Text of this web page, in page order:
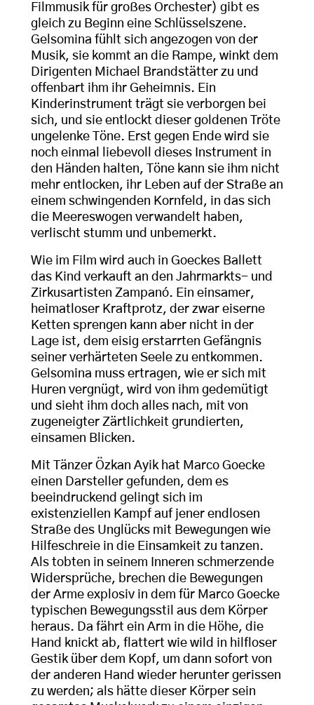
Filmmusik für großes Orchester) gibt es
gleich zu Beginn eine Schlüsselszene.
Gelsomina fühlt sich angezogen von der
Musik, sie kommt an die Rampe, winkt dem
Dirigenten Michael Brandstätter zu und
offenbart ihm ihr Geheimnis. Ein
Kinderinstrument trägt sie verborgen bei
sich, und sie entlockt dieser goldenen Tröte
ungelenke Töne. Erst gegen Ende wird sie
noch einmal liebevoll dieses Instrument in
den Händen halten, Töne kann sie ihm nicht
mehr entlocken, ihr Leben auf der Straße an
einem schwingenden Kornfeld, in das sich
die Meereswogen verwandelt haben,
verlischt stumm und unbemerkt.
Wie im Film wird auch in Goeckes Ballett
das Kind verkauft an den Jahrmarkts- und
Zirkusartisten Zampanó. Ein einsamer,
heimatloser Kraftprotz, der zwar eiserne
Ketten sprengen kann aber nicht in der
Lage ist, dem eisig erstarrten Gefängnis
seiner verhärteten Seele zu entkommen.
Gelsomina muss ertragen, wie er sich mit
Huren vergnügt, wird von ihm gedemütigt
und sieht ihm doch alles nach, mit von
zugeneigter Zärtlichkeit grundierten,
einsamen Blicken.
Mit Tänzer Özkan Ayik hat Marco Goecke
einen Darsteller gefunden, dem es
beeindruckend gelingt sich im
existenziellen Kampf auf jener endlosen
Straße des Unglücks mit Bewegungen wie
Hilfeschreie in die Einsamkeit zu tanzen.
Als tobten in seinem Inneren schmerzende
Widersprüche, brechen die Bewegungen
der Arme explosiv in dem für Marco Goecke
typischen Bewegungsstil aus dem Körper
heraus. Da fährt ein Arm in die Höhe, die
Hand knickt ab, flattert wie wild in hilfloser
Gestik über dem Kopf, um dann sofort von
der anderen Hand wieder herunter gerissen
zu werden; als hätte dieser Körper sein